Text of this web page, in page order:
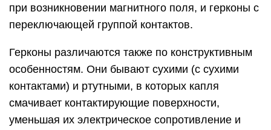
при возникновении магнитного поля, и герконы с
переключающей группой контактов.
Герконы различаются также по конструктивным
особенностям. Они бывают сухими (с сухими
контактами) и ртутными, в которых капля
смачивает контактирующие поверхности,
уменьшая их электрическое сопротивление и